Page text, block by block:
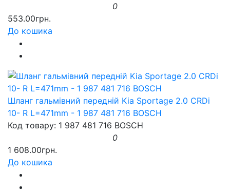
0
553.00грн.
До кошика
Шланг гальмівний передній Kia Sportage 2.0 CRDi
10- R L=471mm - 1 987 481 716 BOSCH
Код товару: 1 987 481 716 BOSCH
0
1 608.00грн.
До кошика